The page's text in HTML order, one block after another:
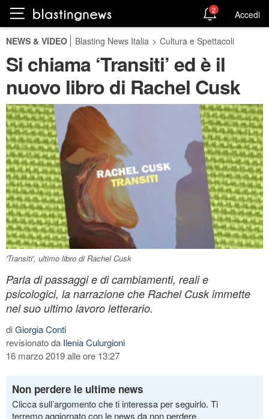
2 Accedi
NEWS & VIDEO Blasting News Italia > Cultura e Spettacoli
Si chiama ‘Transiti’ ed è il
nuovo libro di Rachel Cusk
'Transiti', ultimo libro di Rachel Cusk
Parla di passaggi e di cambiamenti, reali e
psicologici, la narrazione che Rachel Cusk immette
nel suo ultimo lavoro letterario.
diGiorgia Conti
revisionato da Ilenia Culurgioni
16 marzo 2019 alle ore 13:27
Non perdere le ultime news
Clicca sull’argomento che ti interessa per seguirlo. Ti
terremo aggiornato con le news da non perdere.